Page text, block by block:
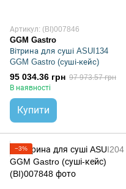
Артикул: (BI)007846
GGM Gastro
Вітрина для суші ASUI134
GGM Gastro (суші-кейс)
95 034.36 грн 97 973.57 грн
В наявності
Купити
−3%